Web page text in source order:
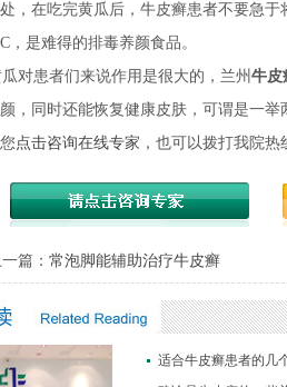
，在吃完黄瓜后，牛皮癣患者不要急
，是难得的排毒养颜食品。
对患者们来说作用是很大的，兰州 牛皮
，同时还能恢复健康皮肤，可谓是一
点击咨询在线专家 ，也可以拨打我院热
一篇： 常泡脚能辅助治疗牛皮癣
适合牛皮癣患者的几